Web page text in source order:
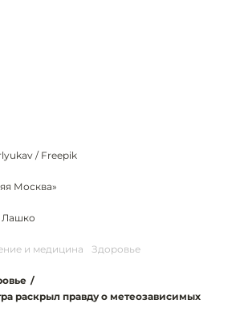
/ Freepik
Москва»
Лашко
и медицина Здоровье
/
раскрыл правду о метеозависимых